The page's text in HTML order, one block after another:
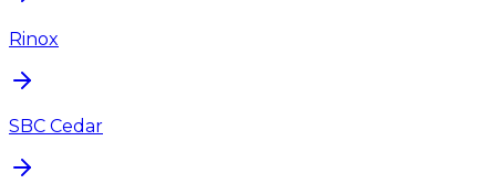
Rinox
SBC Cedar